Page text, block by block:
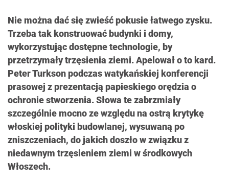
Nie można dać się zwieść pokusie łatwego zysku.
Trzeba tak konstruować budynki i domy,
wykorzystując dostępne technologie, by
przetrzymały trzęsienia ziemi. Apelował o to kard.
Peter Turkson podczas watykańskiej konferencji
prasowej z prezentacją papieskiego orędzia o
ochronie stworzenia. Słowa te zabrzmiały
szczególnie mocno ze względu na ostrą krytykę
włoskiej polityki budowlanej, wysuwaną po
zniszczeniach, do jakich doszło w związku z
niedawnym trzęsieniem ziemi w środkowych
Włoszech.